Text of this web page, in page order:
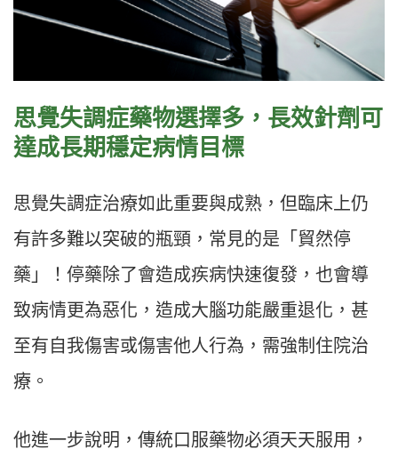
思覺失調症藥物選擇多，長效針劑可
達成長期穩定病情目標
思覺失調症治療如此重要與成熟，但臨床上仍
有許多難以突破的瓶頸，常見的是「貿然停
藥」！停藥除了會造成疾病快速復發，也會導
致病情更為惡化，造成大腦功能嚴重退化，甚
至有自我傷害或傷害他人行為，需強制住院治
療。
他進一步說明，傳統口服藥物必須天天服用，